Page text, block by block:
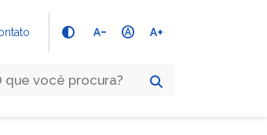
text_decrease hdr_auto text_increase